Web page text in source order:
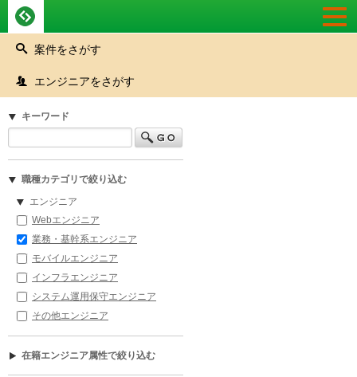
案件をさがす
エンジニアをさがす
キーワード
職種カテゴリで絞り込む
エンジニア
Webエンジニア
業務・基幹系エンジニア
モバイルエンジニア
インフラエンジニア
システム運用保守エンジニア
その他エンジニア
在籍エンジニア属性で絞り込む